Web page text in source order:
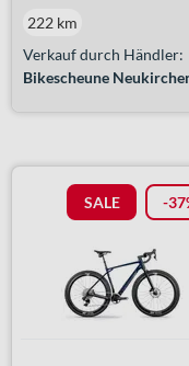
Verkauf durch Händler:
Bikescheune
222 km
SALE -